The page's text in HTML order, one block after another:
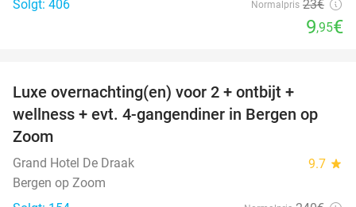
Solgt: 406
Normalpris 23€
9,95€
Luxe overnachting(en) voor 2 + ontbijt +
wellness + evt. 4-gangendiner in Bergen op
Zoom
Grand Hotel De Draak 9.7 star
Bergen op Zoom